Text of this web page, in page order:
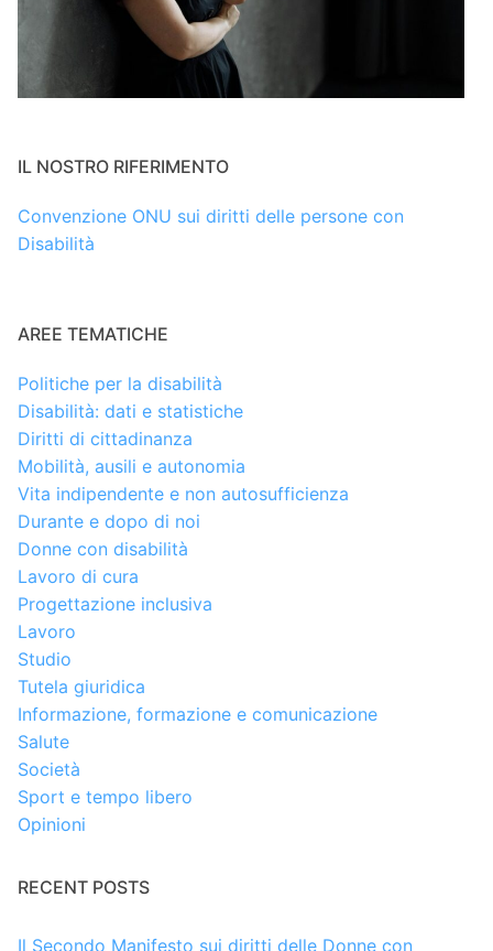
IL NOSTRO RIFERIMENTO
Convenzione ONU sui diritti delle persone con
Disabilità
AREE TEMATICHE
Politiche per la disabilità
Disabilità: dati e statistiche
Diritti di cittadinanza
Mobilità, ausili e autonomia
Vita indipendente e non autosufficienza
Durante e dopo di noi
Donne con disabilità
Lavoro di cura
Progettazione inclusiva
Lavoro
Studio
Tutela giuridica
Informazione, formazione e comunicazione
Salute
Società
Sport e tempo libero
Opinioni
RECENT POSTS
Il Secondo Manifesto sui diritti delle Donne con